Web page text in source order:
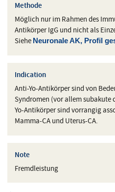
Methode
Möglich nur im Rahmen des
Antikörper IgG und nicht als
Siehe Neuronale AK, Profil
Indication
Anti-Yo-Antikörper sind von
Syndromen (vor allem subakute
Yo-Antikörper sind vorrangig
Mamma-CA und Uterus-CA.
Note
Fremdleistung